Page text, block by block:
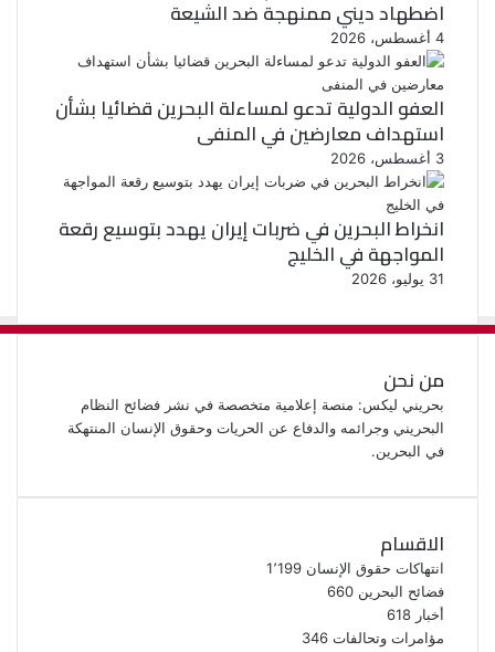
اضطهاد ديني ممنهجة ضد الشيعة
4 أغسطس، 2026
العفو الدولية تدعو لمساءلة البحرين قضائيا بشأن
استهداف معارضين في المنفى
3 أغسطس، 2026
انخراط البحرين في ضربات إيران يهدد بتوسيع رقعة
المواجهة في الخليج
31 يوليو، 2026
من نحن
بحريني ليكس: منصة إعلامية متخصصة في نشر فضائح النظام
البحريني وجرائمه والدفاع عن الحريات وحقوق الإنسان المنتهكة
في البحرين.
الاقسام
انتهاكات حقوق الإنسان 1٬199
فضائح البحرين 660
أخبار 618
مؤامرات وتحالفات 346